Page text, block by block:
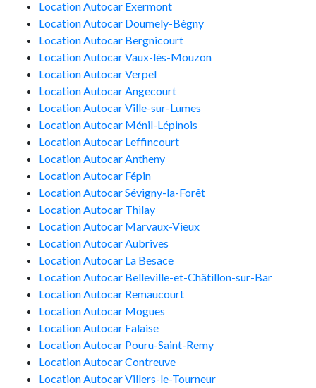
Location Autocar Exermont
Location Autocar Doumely-Bégny
Location Autocar Bergnicourt
Location Autocar Vaux-lès-Mouzon
Location Autocar Verpel
Location Autocar Angecourt
Location Autocar Ville-sur-Lumes
Location Autocar Ménil-Lépinois
Location Autocar Leffincourt
Location Autocar Antheny
Location Autocar Fépin
Location Autocar Sévigny-la-Forêt
Location Autocar Thilay
Location Autocar Marvaux-Vieux
Location Autocar Aubrives
Location Autocar La Besace
Location Autocar Belleville-et-Châtillon-sur-Bar
Location Autocar Remaucourt
Location Autocar Mogues
Location Autocar Falaise
Location Autocar Pouru-Saint-Remy
Location Autocar Contreuve
Location Autocar Villers-le-Tourneur